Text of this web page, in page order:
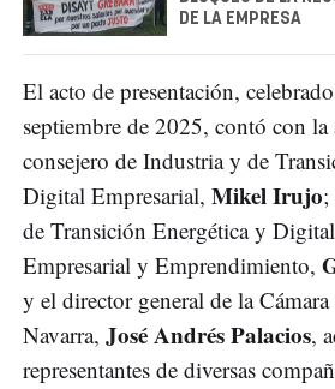
DE LA EMPRESA
El acto de presentación,
septiembre de 2025, contó con la
consejero de Industria y de
Digital Empresarial, Mikel Irujo;
de Transición Energética y
Empresarial y Emprendimiento,
y el director general de la
Navarra, José Andrés Palacios,
representantes de diversas